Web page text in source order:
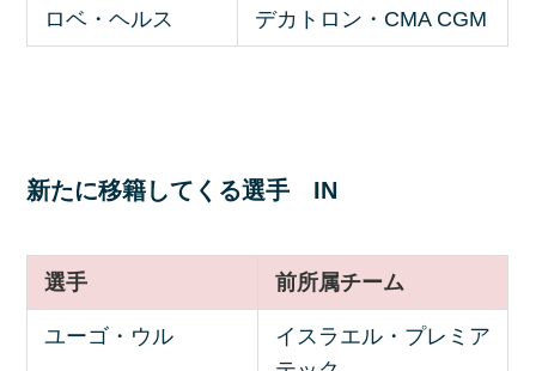
ロベ・ヘルス デカトロン・CMA CGM
新たに移籍してくる選手 IN
選手 前所属チーム
ユーゴ・ウル
イスラエル・プレミア